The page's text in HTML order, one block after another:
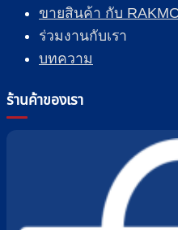
ขายสินค้า กับ
ร่วมงานกับเรา
บทความ
ร้านค้าของเรา